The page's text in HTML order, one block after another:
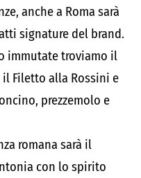
anche a Roma sarà
signature del brand.
immutate troviamo il
Filetto alla Rossini e
prezzemolo e
romana sarà il
con lo spirito